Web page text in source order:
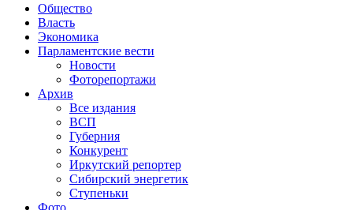
Общество
Власть
Экономика
Парламентские вести
Новости
Фоторепортажи
Архив
Все издания
ВСП
Губерния
Конкурент
Иркутский репортер
Сибирский энергетик
Ступеньки
Фото